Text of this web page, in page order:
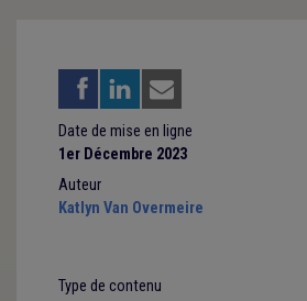
Date de mise en ligne
1er Décembre 2023
Auteur
Katlyn Van Overmeire
Type de contenu